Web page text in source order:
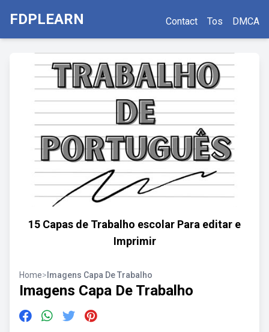
FDPLEARN Contact Tos DMCA
15 Capas de Trabalho escolar Para editar e
Imprimir
Home> Imagens Capa De Trabalho
Imagens Capa De Trabalho